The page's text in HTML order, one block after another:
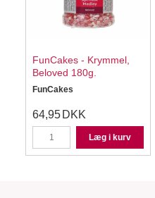
FunCakes - Krymmel,
Beloved 180g.
FunCakes
64,95 DKK
Læg i kurv